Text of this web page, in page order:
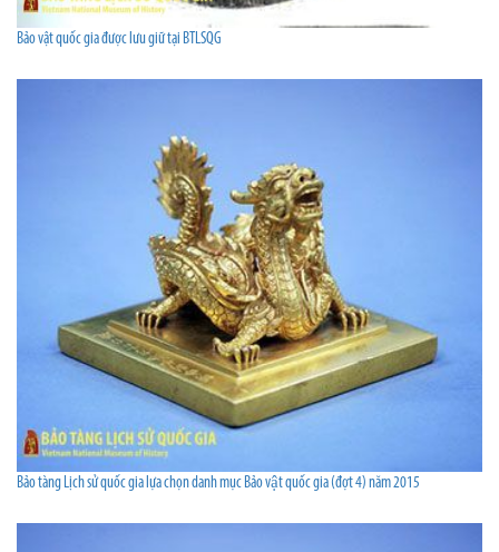
Bảo vật quốc gia được lưu giữ tại BTLSQG
Bảo tàng Lịch sử quốc gia lựa chọn danh mục Bảo vật quốc gia (đợt 4) năm 2015